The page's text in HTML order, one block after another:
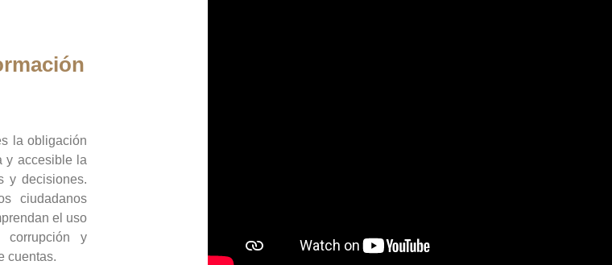
la obligación
y accesible la
y decisiones.
ciudadanos
el uso
y
cuentas.